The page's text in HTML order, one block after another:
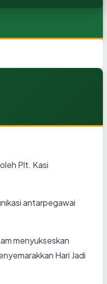
Plt. Kasi
antarpegawai
menyukseskan
Hari Jadi